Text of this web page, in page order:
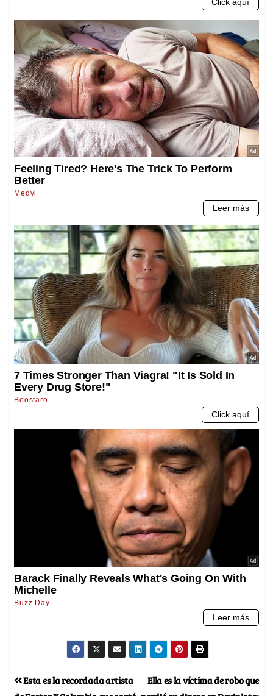
Ella es la víctima de robo que
Esta es la recordada artista